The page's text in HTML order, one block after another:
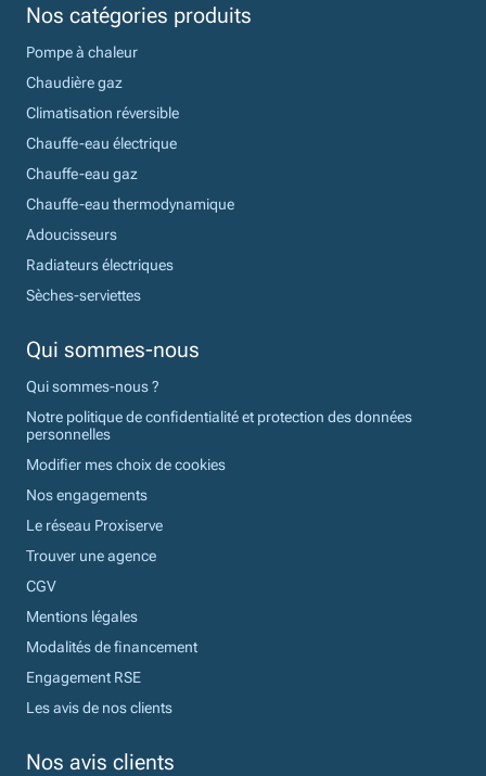
Nos catégories produits
Pompe à chaleur
Chaudière gaz
Climatisation réversible
Chauffe-eau électrique
Chauffe-eau gaz
Chauffe-eau thermodynamique
Adoucisseurs
Radiateurs électriques
Sèches-serviettes
Qui sommes-nous
Qui sommes-nous ?
Notre politique de confidentialité et protection des données
personnelles
Modifier mes choix de cookies
Nos engagements
Le réseau Proxiserve
Trouver une agence
CGV
Mentions légales
Modalités de financement
Engagement RSE
Les avis de nos clients
Nos avis clients